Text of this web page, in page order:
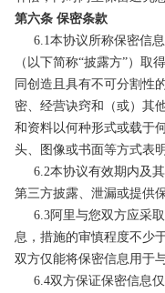
第六条 保密条款
6.1本协议所称保密信息
（以下简称“披露方”）取
同创造且具有不可分割性
密、经营诀窍和（或）其
和资料以何种形式或载于
头、图像或书面等方式表
6.2本协议有效期内及其
第三方披露、泄漏或提供
6.3阿里与您双方应采取
息，措施的审慎程度不少
双方仅能将保密信息用于
6.4双方保证保密信息仅